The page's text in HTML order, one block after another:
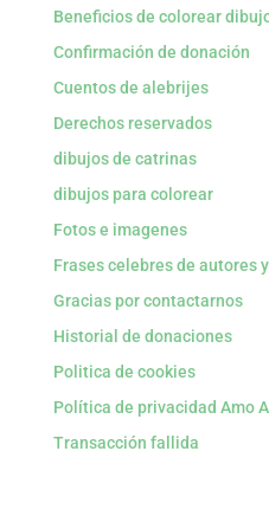
Beneficios de colorear
Confirmación de donación
Cuentos de alebrijes
Derechos reservados
dibujos de catrinas
dibujos para colorear
Fotos e imagenes
Frases celebres de autores
Gracias por contactarnos
Historial de donaciones
Politica de cookies
Política de privacidad Amo
Transacción fallida